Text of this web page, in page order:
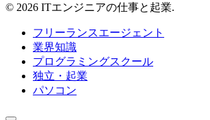
© 2026 ITエンジニアの仕事と起業.
フリーランスエージェント
業界知識
プログラミングスクール
独立・起業
パソコン